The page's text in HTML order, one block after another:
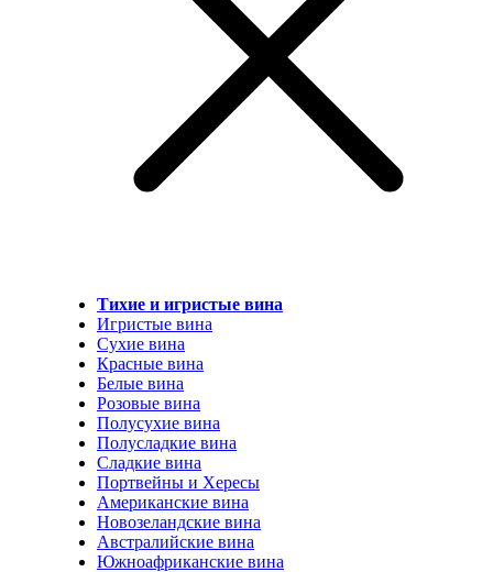
Тихие и игристые вина
Игристые вина
Сухие вина
Красные вина
Белые вина
Розовые вина
Полусухие вина
Полусладкие вина
Сладкие вина
Портвейны и Хересы
Американские вина
Новозеландские вина
Австралийские вина
Южноафриканские вина